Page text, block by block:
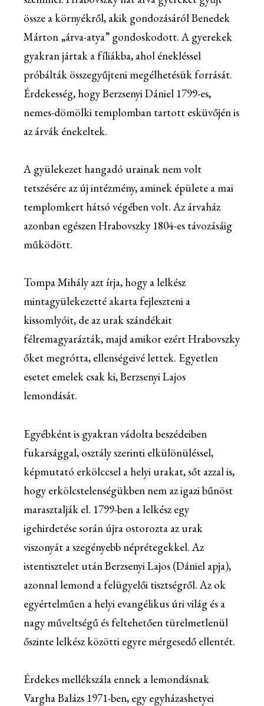
össze a környékről, akik gondozásáról Benedek
Márton „árva-atya” gondoskodott. A gyerekek
gyakran jártak a fíliákba, ahol énekléssel
próbálták összegyűjteni megélhetésük forrását.
Érdekesség, hogy Berzsenyi Dániel 1799-es,
nemes-dömölki templomban tartott esküvőjén is
az árvák énekeltek.
A gyülekezet hangadó urainak nem volt
tetszésére az új intézmény, aminek épülete a mai
templomkert hátsó végében volt. Az árvaház
azonban egészen Hrabovszky 1804-es távozásáig
működött.
Tompa Mihály azt írja, hogy a lelkész
mintagyülekezetté akarta fejleszteni a
kissomlyóit, de az urak szándékait
félremagyarázták, majd amikor ezért Hrabovszky
őket megrótta, ellenségeivé lettek. Egyetlen
esetet emelek csak ki, Berzsenyi Lajos
lemondását.
Egyébként is gyakran vádolta beszédeiben
fukarsággal, osztály szerinti elkülönüléssel,
képmutató erkölccsel a helyi urakat, sőt azzal is,
hogy erkölcstelenségükben nem az igazi bűnöst
marasztalják el. 1799-ben a lelkész egy
igehirdetése során újra ostorozta az urak
viszonyát a szegényebb néprétegekkel. Az
istentisztelet után Berzsenyi Lajos (Dániel apja),
azonnal lemond a felügyelői tisztségről. Az ok
egyértelműen a helyi evangélikus úri világ és a
nagy műveltségű és feltehetően türelmetlenül
őszinte lelkész közötti egyre mérgesedő ellentét.
Érdekes mellékszála ennek a lemondásnak
Vargha Balázs 1971-ben, egy egyházashetyei